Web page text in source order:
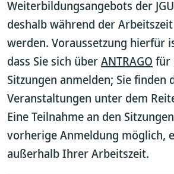
Weiterbildungsangebots der
deshalb während der
werden. Voraussetzung hierfür
dass Sie sich überANTRAGO für
Sitzungen anmelden; Sie finden
Veranstaltungen unter dem
Eine Teilnahme an den
vorherige Anmeldung möglich,
außerhalb Ihrer Arbeitszeit.